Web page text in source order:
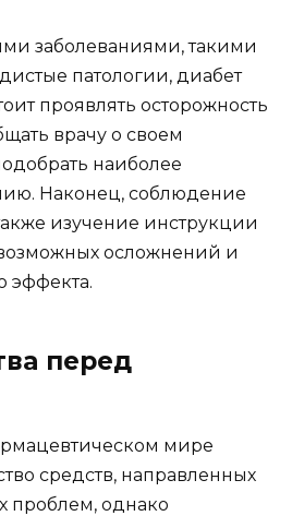
заболеваниями, такими
патологии, диабет
проявлять осторожность
врачу о своем
наиболее
Наконец, соблюдение
изучение инструкции
осложнений и
эффекта.
перед
мире
средств, направленных
проблем, однако